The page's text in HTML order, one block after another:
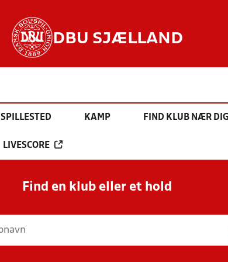
DBU SJÆLLAND
SPILLESTED KAMP FIND KLUB NÆR DIG
LIVESCORE
Find en klub eller et hold